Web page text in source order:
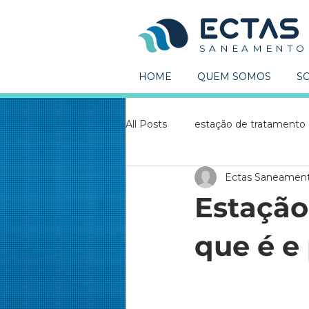
S A N E A M E N T O
HOME QUEM SOMOS
All Posts estação de tratamento
Estações de tratamento
que é e
Ectas